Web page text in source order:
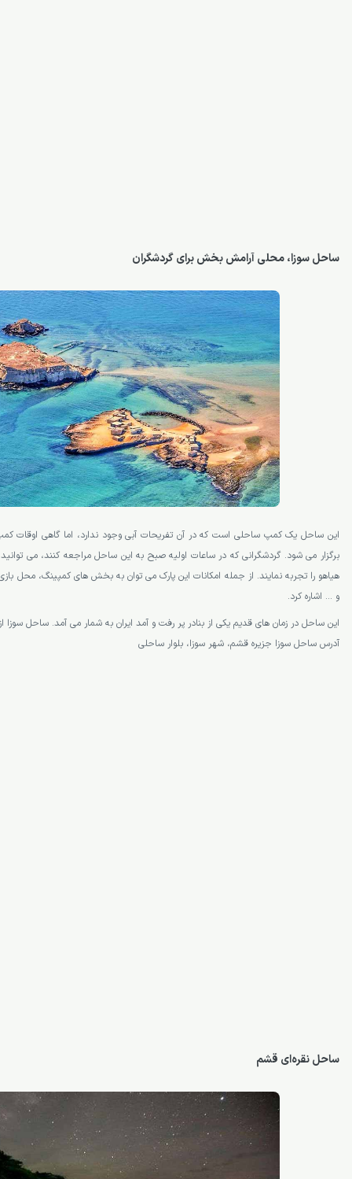
ساحل سوزا، محلی آرامش بخش برای گردشگران
این ساحل یک کمپ ساحلی است که در آن تفریحات آبی وجود ندارد، اما گاهی اوقات
برگزار می شود. گردشگرانی که در ساعات اولیه صبح به این ساحل مراجعه کنند، می
هیاهو را تجربه نمایند. از جمله امکانات این پارک می توان به بخش های کمپینگ، محل
و … اشاره کرد.
این ساحل در زمان های قدیم یکی از بنادر پر رفت و آمد ایران به شمار می آمد. ساحل سوزا
آدرس ساحل سوزا جزیره قشم، شهر سوزا، بلوار ساحلی
ساحل نقره‌ای قشم